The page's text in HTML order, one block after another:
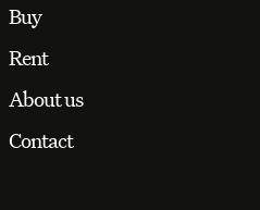
Buy
Rent
About us
Contact